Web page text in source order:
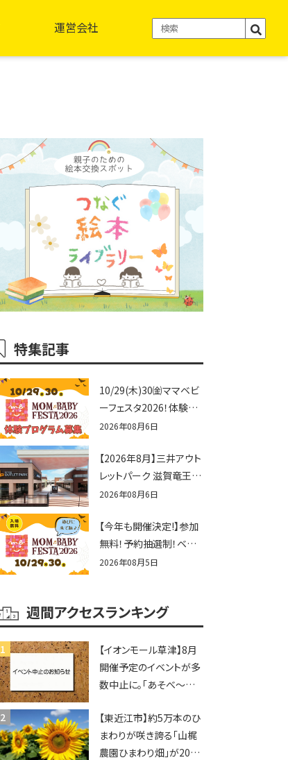
運営会社
特集記事
10/29(木)30㈮ママベビ
ーフェスタ2026！体験プ
ログラム募集♪赤ちゃん
せんか？
2026年08月6日
【2026年8月】三井アウト
レットパーク 滋賀竜王の
夏休みイベントまとめ！
辛グルメ・フォトコンテス
トまで盛りだくさん！
2026年08月6日
【今年も開催決定!】参加
無料！予約抽選制！ベビ
ーファミリー必見☆入場
2026！親子で楽しもう
♪inピエリ守山
2026年08月5日
週間アクセスランキング
【イオンモール草津】8月
開催予定のイベントが多
数中止に。「あそべ〜る
ショーなど
【東近江市】約5万本のひ
まわりが咲き誇る「山梶
農園ひまわり畑」が2026